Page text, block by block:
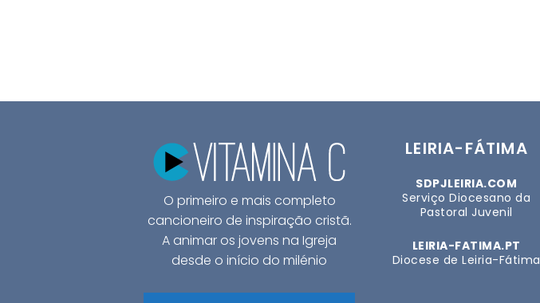
O primeiro e mais completo
cancioneiro de inspiração cristã.
A animar os jovens na Igreja
desde o início do milénio
LEIRIA-FÁTIMA
SDPJLEIRIA.COM
Serviço Diocesano da
Pastoral Juvenil
LEIRIA-FATIMA.PT
Diocese de Leiria-Fátima